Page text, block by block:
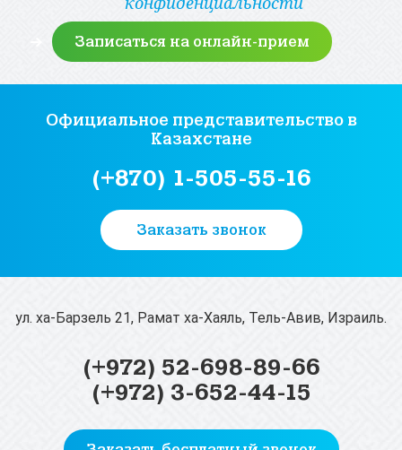
Официальное представительство в
Казахстане
(+870) 1-505-55-16
Заказать звонок
(+972) 52-698-89-66
(+972) 3-652-44-15
ул. ха-Барзель 21, Рамат ха-Хаяль, Тель-Авив, Израиль.